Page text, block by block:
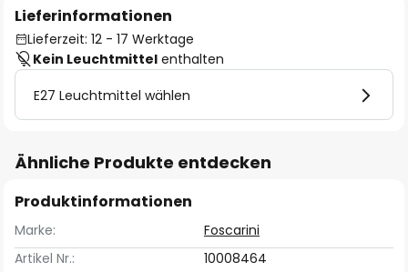
Lieferinformationen
Lieferzeit: 12 - 17 Werktage
Kein Leuchtmittel enthalten
E27 Leuchtmittel wählen
Ähnliche Produkte entdecken
Produktinformationen
Marke:
Foscarini
Artikel Nr.:
10008464